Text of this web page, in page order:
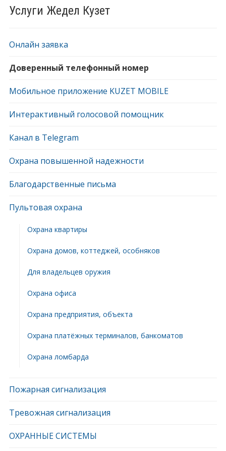
Услуги Жедел Кузет
Онлайн заявка
Доверенный телефонный номер
Мобильное приложение KUZET MOBILE
Интерактивный голосовой помощник
Канал в Telegram
Охрана повышенной надежности
Благодарственные письма
Пультовая охрана
Охрана квартиры
Охрана домов, коттеджей, особняков
Для владельцев оружия
Охрана офиса
Охрана предприятия, объекта
Охрана платёжных терминалов, банкоматов
Охрана ломбарда
Пожарная сигнализация
Тревожная сигнализация
ОХРАННЫЕ СИСТЕМЫ